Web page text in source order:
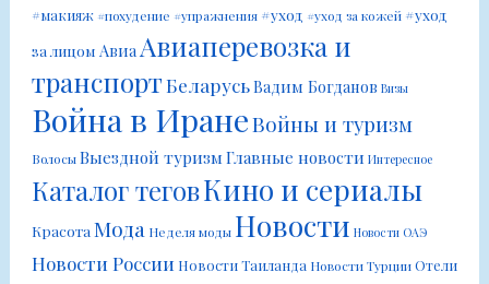
#макияж #похудение #упражнения #уход #уход за кожей #уход
за лицом Авиа Авиаперевозка и
транспортБеларусьВадим Богданов Визы
Война в ИранеВойны и туризм
ВолосыВыездной туризмГлавные новости Интересное
Каталог теговКино и сериалы
Красота Мода Неделя моды Новости Новости ОАЭ
Новости России Новости Таиланда Новости ТурцииОтели